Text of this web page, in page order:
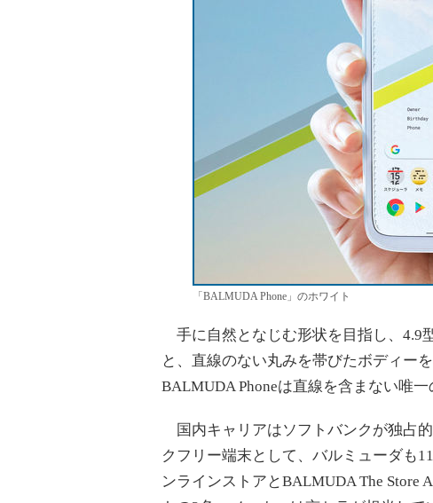
「BALMUDA Phone」のホワイト
手に自然となじむ形状を目指し、4.9
と、直線のない丸みを帯びたボディー
BALMUDA Phoneは直線を含まない唯一
国内キャリアはソフトバンクが独占
クフリー端末として、バルミューダも
ンラインストアとBALMUDA The Store